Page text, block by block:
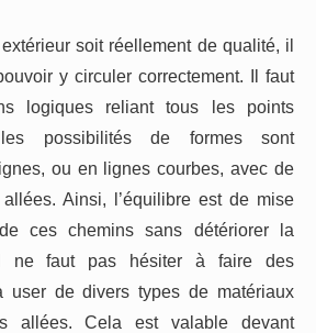
soit réellement de qualité, il
y circuler correctement. Il faut
logiques reliant tous les points
possibilités de formes sont
ou en lignes courbes, avec de
Ainsi, l’équilibre est de mise
ces chemins sans détériorer la
ne faut pas hésiter à faire des
user de divers types de matériaux
allées. Cela est valable devant